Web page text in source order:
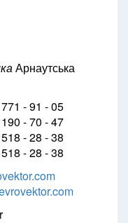
Арнаутська
- 91 - 05
- 70 - 47
- 28 - 38
- 28 - 38